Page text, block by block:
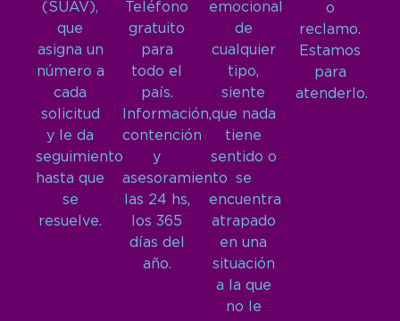
(SUAV),
que
asigna un
número a
cada
solicitud
y le da
seguimiento
hasta que
se
resuelve.
Teléfono
gratuito
para
todo el
país.
Información,
contención
y
asesoramiento
las 24 hs,
los 365
días del
año.
emocional
de
cualquier
tipo,
siente
que nada
tiene
sentido o
se
encuentra
atrapado
en una
situación
a la que
no le
o
reclamo.
Estamos
para
atenderlo.